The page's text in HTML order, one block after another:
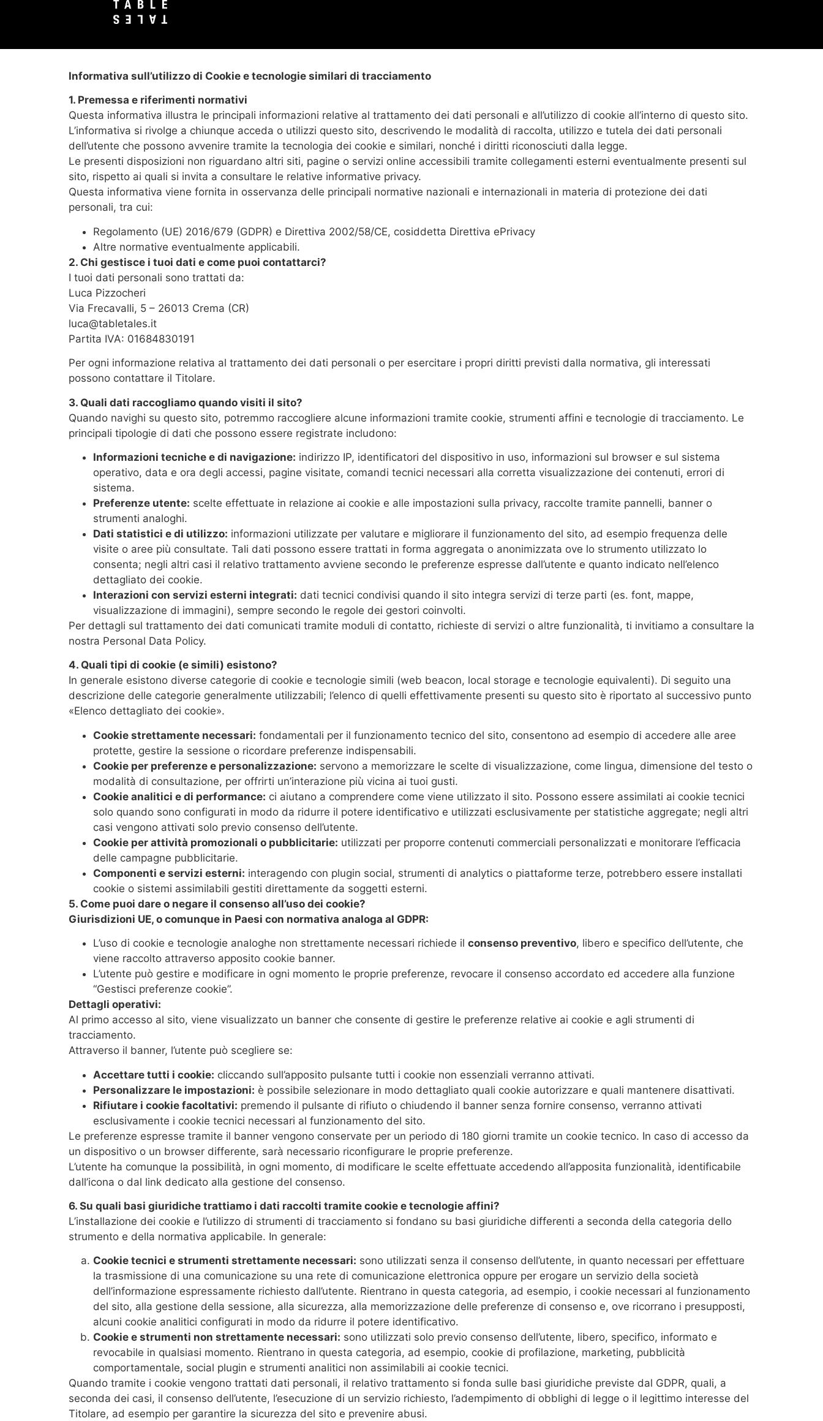
Informativa sull’utilizzo di Cookie e tecnologie similari di tracciamento
1. Premessa e riferimenti normativi
Questa informativa illustra le principali informazioni relative al trattamento dei dati personali e all’utilizzo di cookie all’interno di questo sito.
L’informativa si rivolge a chiunque acceda o utilizzi questo sito, descrivendo le modalità di raccolta, utilizzo e tutela dei dati personali
dell’utente che possono avvenire tramite la tecnologia dei cookie e similari, nonché i diritti riconosciuti dalla legge.
Le presenti disposizioni non riguardano altri siti, pagine o servizi online accessibili tramite collegamenti esterni eventualmente presenti sul
sito, rispetto ai quali si invita a consultare le relative informative privacy.
Questa informativa viene fornita in osservanza delle principali normative nazionali e internazionali in materia di protezione dei dati
personali, tra cui:
Regolamento (UE) 2016/679 (GDPR) e Direttiva 2002/58/CE, cosiddetta Direttiva ePrivacy
Altre normative eventualmente applicabili.
2. Chi gestisce i tuoi dati e come puoi contattarci?
I tuoi dati personali sono trattati da:
Luca Pizzocheri
Via Frecavalli, 5 – 26013 Crema (CR)
luca@tabletales.it
Partita IVA: 01684830191
Per ogni informazione relativa al trattamento dei dati personali o per esercitare i propri diritti previsti dalla normativa, gli interessati
possono contattare il Titolare.
3. Quali dati raccogliamo quando visiti il sito?
Quando navighi su questo sito, potremmo raccogliere alcune informazioni tramite cookie, strumenti affini e tecnologie di tracciamento. Le
principali tipologie di dati che possono essere registrate includono:
Informazioni tecniche e di navigazione: indirizzo IP, identificatori del dispositivo in uso, informazioni sul browser e sul sistema
operativo, data e ora degli accessi, pagine visitate, comandi tecnici necessari alla corretta visualizzazione dei contenuti, errori di
sistema.
Preferenze utente: scelte effettuate in relazione ai cookie e alle impostazioni sulla privacy, raccolte tramite pannelli, banner o
strumenti analoghi.
Dati statistici e di utilizzo: informazioni utilizzate per valutare e migliorare il funzionamento del sito, ad esempio frequenza delle
visite o aree più consultate. Tali dati possono essere trattati in forma aggregata o anonimizzata ove lo strumento utilizzato lo
consenta; negli altri casi il relativo trattamento avviene secondo le preferenze espresse dall’utente e quanto indicato nell’elenco
dettagliato dei cookie.
Interazioni con servizi esterni integrati: dati tecnici condivisi quando il sito integra servizi di terze parti (es. font, mappe,
visualizzazione di immagini), sempre secondo le regole dei gestori coinvolti.
Per dettagli sul trattamento dei dati comunicati tramite moduli di contatto, richieste di servizi o altre funzionalità, ti invitiamo a consultare la
nostra Personal Data Policy.
4. Quali tipi di cookie (e simili) esistono?
In generale esistono diverse categorie di cookie e tecnologie simili (web beacon, local storage e tecnologie equivalenti). Di seguito una
descrizione delle categorie generalmente utilizzabili; l’elenco di quelli effettivamente presenti su questo sito è riportato al successivo punto
«Elenco dettagliato dei cookie».
Cookie strettamente necessari: fondamentali per il funzionamento tecnico del sito, consentono ad esempio di accedere alle aree
protette, gestire la sessione o ricordare preferenze indispensabili.
Cookie per preferenze e personalizzazione: servono a memorizzare le scelte di visualizzazione, come lingua, dimensione del testo o
modalità di consultazione, per offrirti un’interazione più vicina ai tuoi gusti.
Cookie analitici e di performance: ci aiutano a comprendere come viene utilizzato il sito. Possono essere assimilati ai cookie tecnici
solo quando sono configurati in modo da ridurre il potere identificativo e utilizzati esclusivamente per statistiche aggregate; negli altri
casi vengono attivati solo previo consenso dell’utente.
Cookie per attività promozionali o pubblicitarie: utilizzati per proporre contenuti commerciali personalizzati e monitorare l’efficacia
delle campagne pubblicitarie.
Componenti e servizi esterni: interagendo con plugin social, strumenti di analytics o piattaforme terze, potrebbero essere installati
cookie o sistemi assimilabili gestiti direttamente da soggetti esterni.
5. Come puoi dare o negare il consenso all’uso dei cookie?
Giurisdizioni UE, o comunque in Paesi con normativa analoga al GDPR:
L’uso di cookie e tecnologie analoghe non strettamente necessari richiede il consenso preventivo, libero e specifico dell’utente, che
viene raccolto attraverso apposito cookie banner.
L’utente può gestire e modificare in ogni momento le proprie preferenze, revocare il consenso accordato ed accedere alla funzione
“Gestisci preferenze cookie”.
Dettagli operativi:
Al primo accesso al sito, viene visualizzato un banner che consente di gestire le preferenze relative ai cookie e agli strumenti di
tracciamento.
Attraverso il banner, l’utente può scegliere se:
Accettare tutti i cookie: cliccando sull’apposito pulsante tutti i cookie non essenziali verranno attivati.
Personalizzare le impostazioni: è possibile selezionare in modo dettagliato quali cookie autorizzare e quali mantenere disattivati.
Rifiutare i cookie facoltativi: premendo il pulsante di rifiuto o chiudendo il banner senza fornire consenso, verranno attivati
esclusivamente i cookie tecnici necessari al funzionamento del sito.
Le preferenze espresse tramite il banner vengono conservate per un periodo di 180 giorni tramite un cookie tecnico. In caso di accesso da
un dispositivo o un browser differente, sarà necessario riconfigurare le proprie preferenze.
L’utente ha comunque la possibilità, in ogni momento, di modificare le scelte effettuate accedendo all’apposita funzionalità, identificabile
dall’icona o dal link dedicato alla gestione del consenso.
6. Su quali basi giuridiche trattiamo i dati raccolti tramite cookie e tecnologie affini?
L’installazione dei cookie e l’utilizzo di strumenti di tracciamento si fondano su basi giuridiche differenti a seconda della categoria dello
strumento e della normativa applicabile. In generale:
Cookie tecnici e strumenti strettamente necessari: sono utilizzati senza il consenso dell’utente, in quanto necessari per effettuare
la trasmissione di una comunicazione su una rete di comunicazione elettronica oppure per erogare un servizio della società
dell’informazione espressamente richiesto dall’utente. Rientrano in questa categoria, ad esempio, i cookie necessari al funzionamento
del sito, alla gestione della sessione, alla sicurezza, alla memorizzazione delle preferenze di consenso e, ove ricorrano i presupposti,
alcuni cookie analitici configurati in modo da ridurre il potere identificativo.
Cookie e strumenti non strettamente necessari: sono utilizzati solo previo consenso dell’utente, libero, specifico, informato e
revocabile in qualsiasi momento. Rientrano in questa categoria, ad esempio, cookie di profilazione, marketing, pubblicità
comportamentale, social plugin e strumenti analitici non assimilabili ai cookie tecnici.
Quando tramite i cookie vengono trattati dati personali, il relativo trattamento si fonda sulle basi giuridiche previste dal GDPR, quali, a
seconda dei casi, il consenso dell’utente, l’esecuzione di un servizio richiesto, l’adempimento di obblighi di legge o il legittimo interesse del
Titolare, ad esempio per garantire la sicurezza del sito e prevenire abusi.